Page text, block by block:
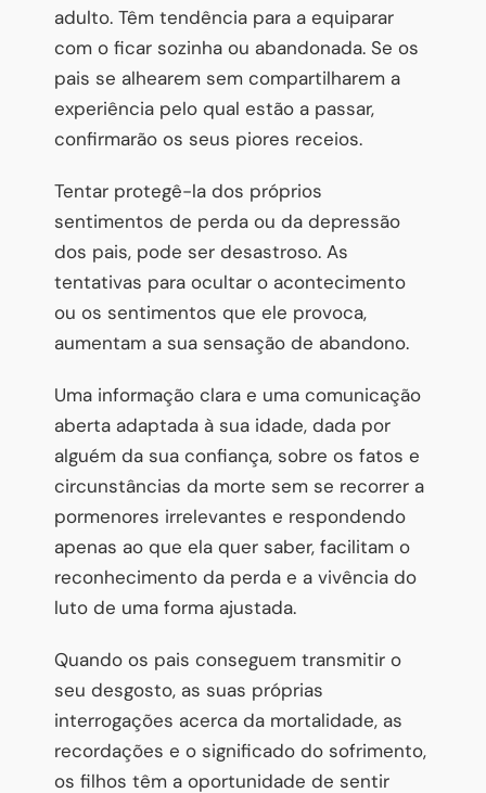
adulto. Têm tendência para a equiparar
com o ficar sozinha ou abandonada. Se os
pais se alhearem sem compartilharem a
experiência pelo qual estão a passar,
confirmarão os seus piores receios.
Tentar protegê-la dos próprios
sentimentos de perda ou da depressão
dos pais, pode ser desastroso. As
tentativas para ocultar o acontecimento
ou os sentimentos que ele provoca,
aumentam a sua sensação de abandono.
Uma informação clara e uma comunicação
aberta adaptada à sua idade, dada por
alguém da sua confiança, sobre os fatos e
circunstâncias da morte sem se recorrer a
pormenores irrelevantes e respondendo
apenas ao que ela quer saber, facilitam o
reconhecimento da perda e a vivência do
luto de uma forma ajustada.
Quando os pais conseguem transmitir o
seu desgosto, as suas próprias
interrogações acerca da mortalidade, as
recordações e o significado do sofrimento,
os filhos têm a oportunidade de sentir